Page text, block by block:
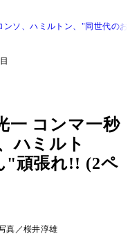
ンソ、ハミルトン、"同世代の
一 コンマ一秒
ハミルト
"頑張れ!! (2ペ
真／桜井淳雄